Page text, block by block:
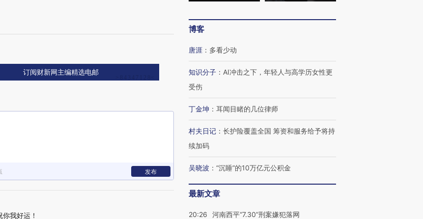
订阅财新网主编精选电邮
发布
我好运！
博客
唐涯 ： 多看少动
知识分子 ： AI冲击之下，年轻人与高学历女性更
受伤
丁金坤 ： 耳闻目睹的几位律师
村夫日记 ： 长护险覆盖全国 筹资和服务给予将持
续加码
吴晓波 ： “沉睡”的10万亿元公积金
最新文章
20:26 河南西平“7.30”刑案嫌犯落网